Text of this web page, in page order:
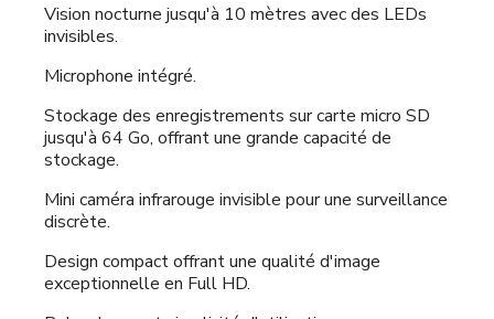
Vision nocturne jusqu'à 10 mètres avec des LEDs
invisibles.
Microphone intégré.
Stockage des enregistrements sur carte micro SD
jusqu'à 64 Go, offrant une grande capacité de
stockage.
Mini caméra infrarouge invisible pour une surveillance
discrète.
Design compact offrant une qualité d'image
exceptionnelle en Full HD.